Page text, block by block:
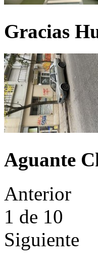
Gracias
Aguante
Anterior
1 de 10
Siguiente